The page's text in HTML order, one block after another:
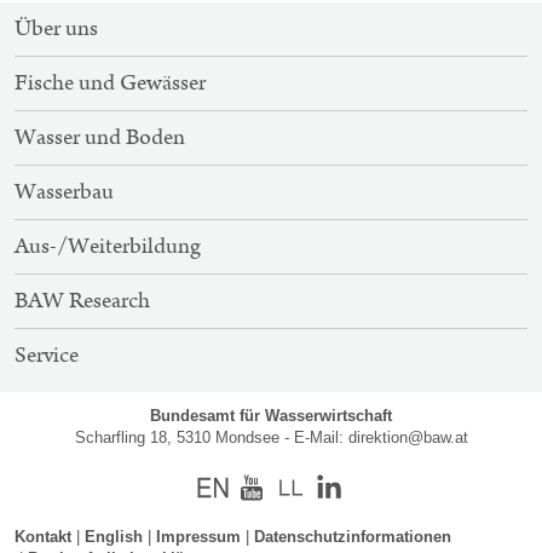
SITEMAP-
NAVIGATION
Über uns
Fische und Gewässer
Wasser und Boden
Wasserbau
Aus-/Weiterbildung
BAW Research
Service
Bundesamt für Wasserwirtschaft
Scharfling 18, 5310 Mondsee - E-Mail: direktion@baw.at
EnglischYoutube
Kontakt English Impressum
Datenschutzinformationen